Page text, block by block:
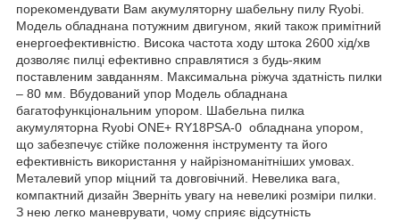
порекомендувати Вам акумуляторну шабельну пилу Ryobi.
Модель обладнана потужним двигуном, який також примітний
енергоефективністю. Висока частота ходу штока 2600 хід/хв
дозволяє пилці ефективно справлятися з будь-яким
поставленим завданням. Максимальна ріжуча здатність пилки
– 80 мм. Вбудований упор Модель обладнана
багатофункціональним упором. Шабельна пилка
акумуляторна Ryobi ONE+ RY18PSA-0 обладнана упором,
що забезпечує стійке положення інструменту та його
ефективність використання у найрізноманітніших умовах.
Металевий упор міцний та довговічний. Невелика вага,
компактний дизайн Зверніть увагу на невеликі розміри пилки.
З нею легко маневрувати, чому сприяє відсутність